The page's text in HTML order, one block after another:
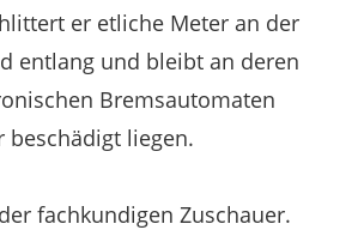
er etliche Meter an der
entlang und bleibt an deren
Bremsautomaten
beschädigt liegen.
fachkundigen Zuschauer.